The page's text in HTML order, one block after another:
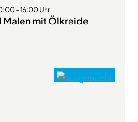
- 16:00 Uhr
Malen mit Ölkreide